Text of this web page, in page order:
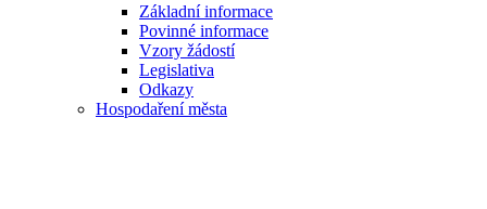
Základní informace
Povinné informace
Vzory žádostí
Legislativa
Odkazy
Hospodaření města